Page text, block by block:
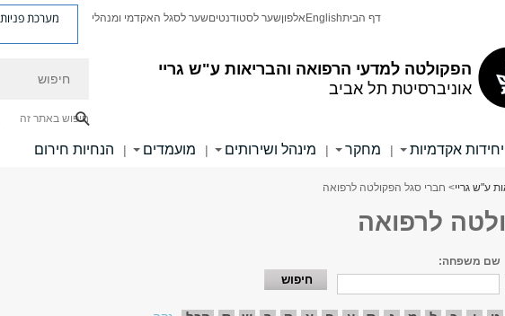
הפקולטה למדעי הרפואה והבריאות ע"ש גריי
אוניברסיטת תל אביב
דף הביתEnglish אלפוןשער לסטודנטיםשער לסגל האקדמי ומנהלי מערכת פניות
חיפוש באתר זה
יחידות אקדמיות | מחקר | מינהל ושירותים | מועמדים | הנחיות חירום
ע"ש גריי> חברי סגל הפקולטה לרפואה
לרפואה
שם משפחה: